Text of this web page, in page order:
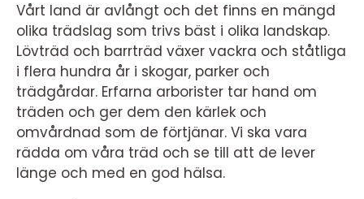
Vårt land är avlångt och det finns en mängd
olika trädslag som trivs bäst i olika landskap.
Lövträd och barrträd växer vackra och ståtliga
i flera hundra år i skogar, parker och
trädgårdar. Erfarna arborister tar hand om
träden och ger dem den kärlek och
omvårdnad som de förtjänar. Vi ska vara
rädda om våra träd och se till att de lever
länge och med en god hälsa.